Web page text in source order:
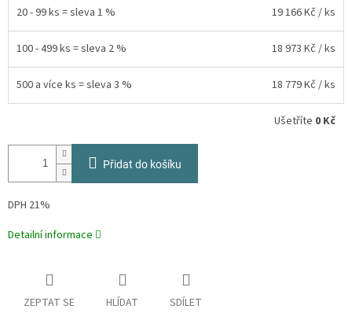
20 - 99 ks = sleva 1 % 19 166 Kč / ks
100 - 499 ks = sleva 2 % 18 973 Kč / ks
500 a více ks = sleva 3 % 18 779 Kč / ks
Ušetříte 0 Kč
Přidat do košíku
DPH 21%
Detailní informace
ZEPTAT SE HLÍDAT SDÍLET